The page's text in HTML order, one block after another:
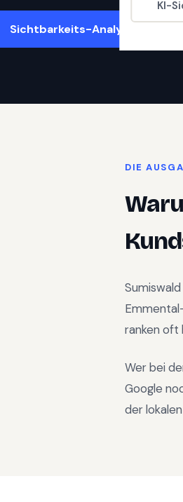
KI-
Sichtbarkeits-Analyse starten
DIE
Sumiswald
ranken oft
Wer bei
Google
der